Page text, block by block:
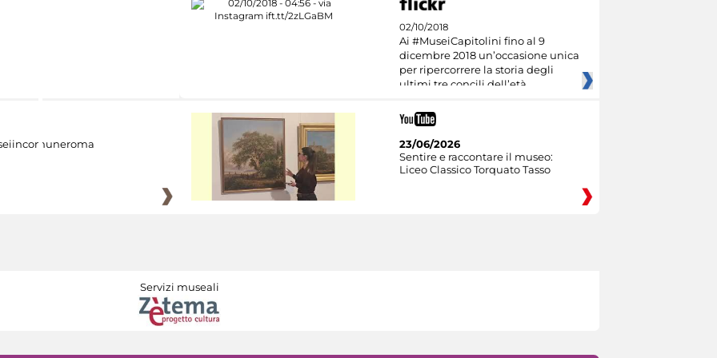
02/10/2018
Ai #MuseiCapitolini fino al 9
dicembre 2018 un’occasione unica
per ripercorrere la storia degli
ultimi tre concili dell’età
23/06/2026
Sentire e raccontare il museo:
Liceo Classico Torquato Tasso
Servizi museali